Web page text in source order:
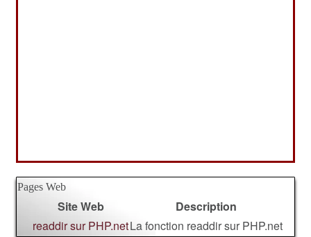
Pages Web
Site Web
Description
readdir sur PHP.netLa fonction readdir sur PHP.net